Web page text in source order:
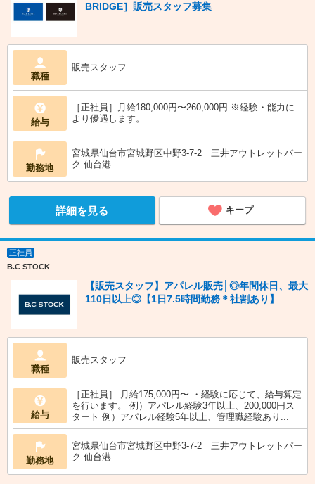
BRIDGE］販売スタッフ募集
職種
販売スタッフ
給与
［正社員］月給180,000円〜260,000円 ※経験・能力に
より優遇します。
勤務地
宮城県仙台市宮城野区中野3-7-2 三井アウトレットパー
ク 仙台港
詳細を見る キープ
正社員
B.C STOCK
【販売スタッフ】アパレル販売│◎年間休日、最大
110日以上◎【1日7.5時間勤務＊社割あり】
職種
販売スタッフ
給与
［正社員］ 月給175,000円〜 ・経験に応じて、給与算定
を行います。 例）アパレル経験3年以上、200,000円ス
タート 例）アパレル経験5年以上、管理職経験あり...
勤務地
宮城県仙台市宮城野区中野3-7-2 三井アウトレットパー
ク 仙台港